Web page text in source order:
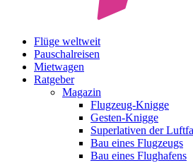
Flüge weltweit
Pauschalreisen
Mietwagen
Ratgeber
Magazin
Flugzeug-Knigge
Gesten-Knigge
Superlativen der
Bau eines Flugzeugs
Bau eines Flughafens